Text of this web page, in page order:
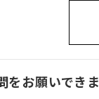
をお願いでき